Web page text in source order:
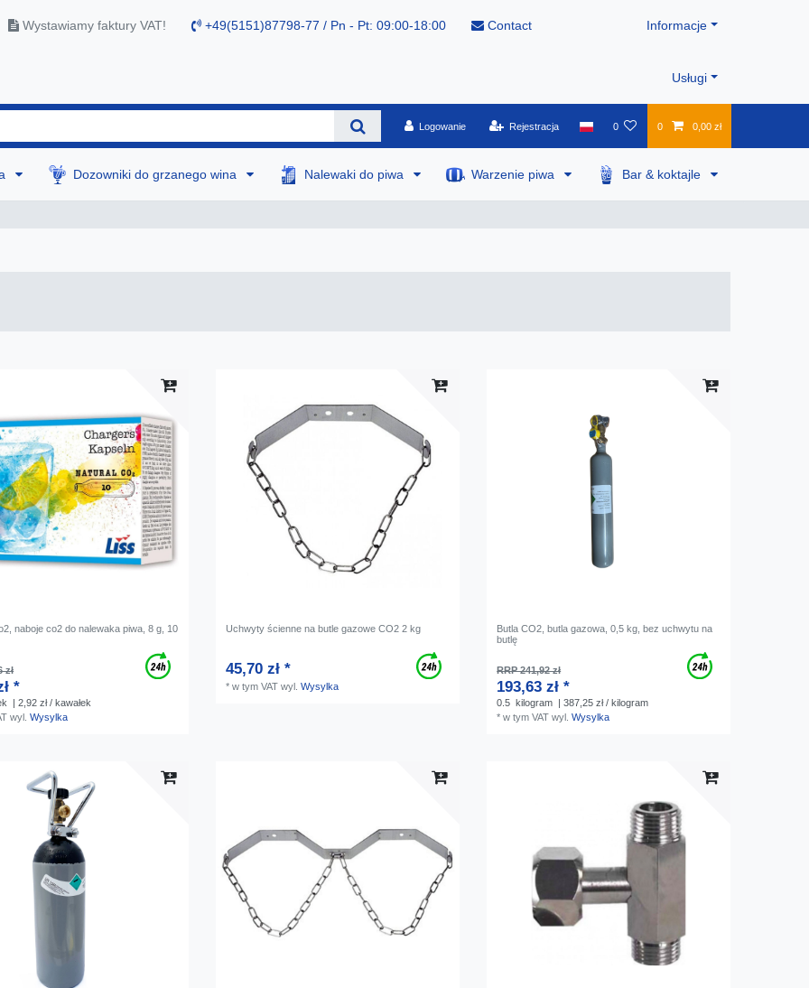
Wystawiamy faktury VAT! +49(5151)87798-77 / Pn - Pt: 09:00-18:00 Contact Informacje
Usługi
Logowanie Rejestracja 0 0 0,00 zł
Dozowniki do grzanego wina Nalewaki do piwa Warzenie piwa Bar & koktajle
naboje co2 do nalewaka piwa, 8 g, 10
zł
*
| 2,92 zł / kawałek
wyl.Wysylka
Uchwyty ścienne na butle gazowe CO2 2 kg
45,70 zł *
*w tym VAT wyl.Wysylka
Butla CO2, butla gazowa, 0,5 kg, bez uchwytu na
butlę
RRP 241,92 zł
193,63 zł *
0.5 kilogram | 387,25 zł / kilogram
*w tym VAT wyl.Wysylka